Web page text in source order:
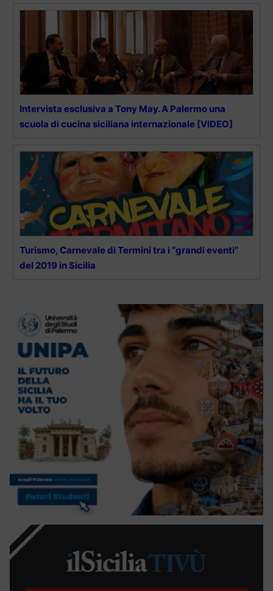
Intervista esclusiva a Tony May. A Palermo una
scuola di cucina siciliana internazionale [VIDEO]
Turismo, Carnevale di Termini tra i “grandi eventi”
del 2019 in Sicilia